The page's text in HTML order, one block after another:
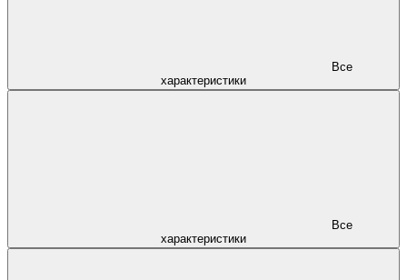
характеристики
характеристики